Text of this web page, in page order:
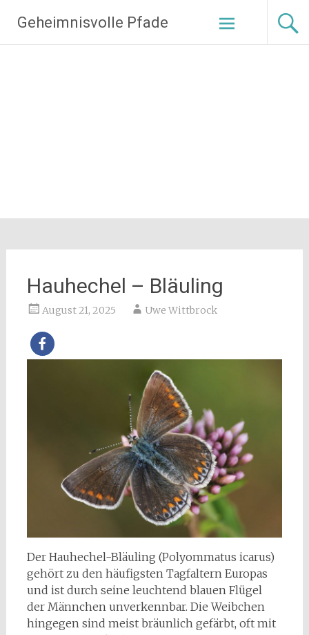
Inhalt
springen
Geheimnisvolle Pfade
Hauhechel – Bläuling
August 21, 2025 Uwe Wittbrock
Der Hauhechel-Bläuling (Polyommatus icarus)
gehört zu den häufigsten Tagfaltern Europas
und ist durch seine leuchtend blauen Flügel
der Männchen unverkennbar. Die Weibchen
hingegen sind meist bräunlich gefärbt, oft mit